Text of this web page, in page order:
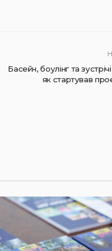
Басейн, боулінг та
як стартував